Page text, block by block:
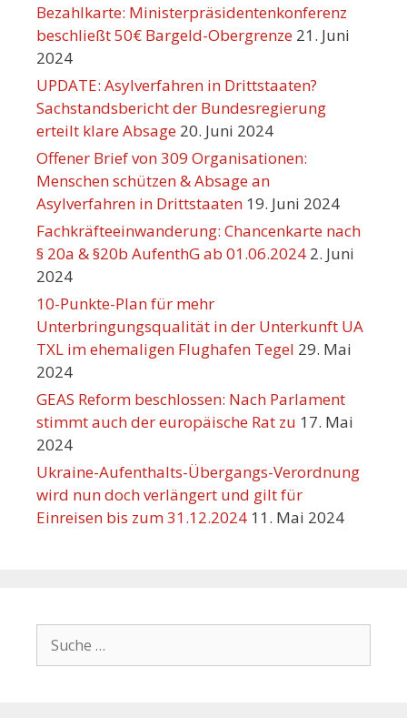
Bezahlkarte: Ministerpräsidentenkonferenz
beschließt 50€ Bargeld-Obergrenze 21. Juni
2024
UPDATE: Asylverfahren in Drittstaaten?
Sachstandsbericht der Bundesregierung
erteilt klare Absage 20. Juni 2024
Offener Brief von 309 Organisationen:
Menschen schützen & Absage an
Asylverfahren in Drittstaaten 19. Juni 2024
Fachkräfteeinwanderung: Chancenkarte nach
§ 20a & §20b AufenthG ab 01.06.2024 2. Juni
2024
10-Punkte-Plan für mehr
Unterbringungsqualität in der Unterkunft UA
TXL im ehemaligen Flughafen Tegel 29. Mai
2024
GEAS Reform beschlossen: Nach Parlament
stimmt auch der europäische Rat zu 17. Mai
2024
Ukraine-Aufenthalts-Übergangs-Verordnung
wird nun doch verlängert und gilt für
Einreisen bis zum 31.12.2024 11. Mai 2024